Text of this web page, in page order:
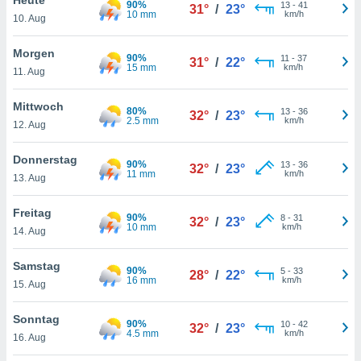
oder
Partner
es uns
das
der
Profil zu
Ihnen
finden
. Sie
jederzeit
Rand
10. Aug
90%
10 mm
31° / 23° 13- 41
km/h
Morgen
11. Aug
90%
15 mm
31° / 22° 11 - 37
km/h
Mittwoch
12. Aug
80%
2.5 mm
32° / 23° 13- 36
km/h
Donnerstag
13. Aug
90%
11 mm
32° / 23° 13- 36
km/h
Freitag
14. Aug
90%
10 mm
32° / 23° 8- 31
km/h
Samstag
15. Aug
90%
16 mm
28° / 22° 5- 33
km/h
Sonntag
16. Aug
90%
4.5 mm
32° / 23° 10- 42
km/h